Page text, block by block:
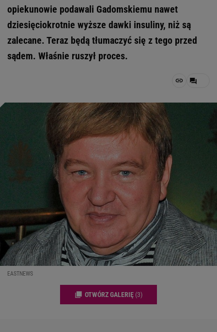
opiekunowie podawali Gadomskiemu nawet
dziesięciokrotnie wyższe dawki insuliny, niż są
zalecane. Teraz będą tłumaczyć się z tego przed
sądem. Właśnie ruszył proces.
EASTNEWS
OTWÓRZ GALERIĘ (3)